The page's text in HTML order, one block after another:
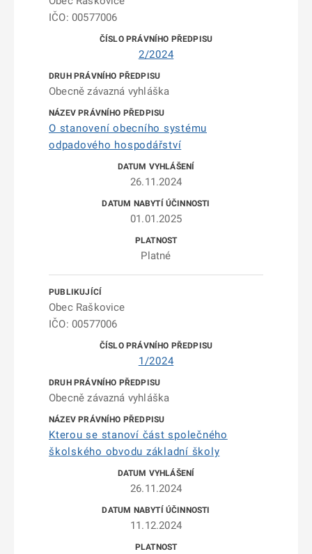
IČO: 00577006
2/2024
Obecně závazná vyhláška
O stanovení obecního systému
odpadového hospodářství
26.11.2024
01.01.2025
Platné
Obec Raškovice
IČO: 00577006
1/2024
Obecně závazná vyhláška
Kterou se stanoví část společného
školského obvodu základní školy
26.11.2024
11.12.2024